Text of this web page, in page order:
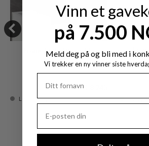
Frame Light Dimmable
70x50 cm LED-lysspeil med
regulering
NOK 8.245
Lev. 4 - 8 uger På lager
Vinn et
på 7.500
Meld deg på og bli med i
Vi trekker en ny vinner siste